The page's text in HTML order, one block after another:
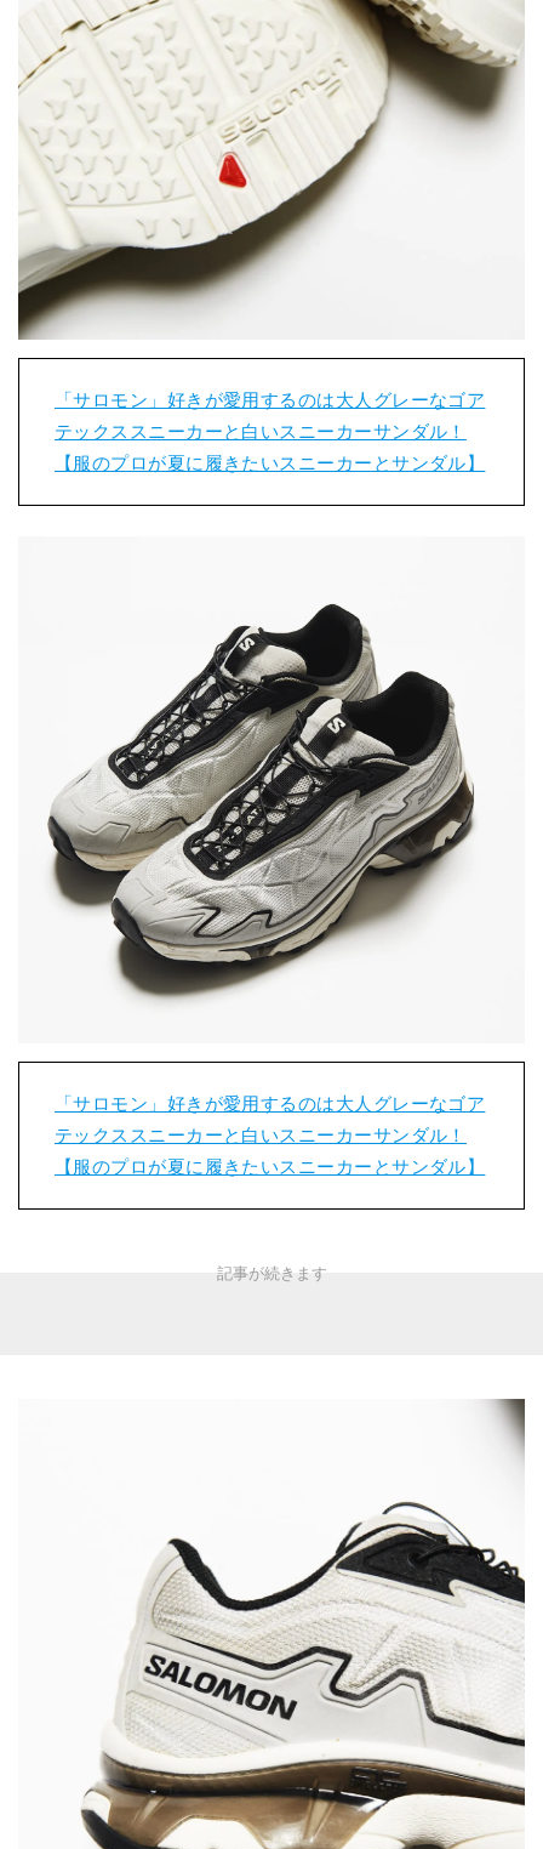
「サロモン」好きが愛用するのは大人グレーなゴア
テックススニーカーと白いスニーカーサンダル！
【服のプロが夏に履きたいスニーカーとサンダル】
「サロモン」好きが愛用するのは大人グレーなゴア
テックススニーカーと白いスニーカーサンダル！
【服のプロが夏に履きたいスニーカーとサンダル】